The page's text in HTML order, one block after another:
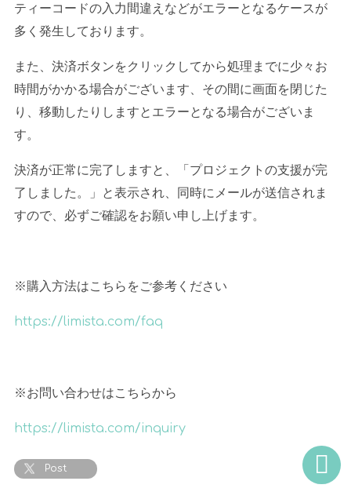
ティーコードの入力間違えなどがエラーとなるケースが
多く発生しております。
また、決済ボタンをクリックしてから処理までに少々お
時間がかかる場合がございます、その間に画面を閉じた
り、移動したりしますとエラーとなる場合がございま
す。
決済が正常に完了しますと、「プロジェクトの支援が完
了しました。」と表示され、同時にメールが送信されま
すので、必ずご確認をお願い申し上げます。
※購入方法はこちらをご参考ください
https://limista.com/faq
※お問い合わせはこちらから
https://limista.com/inquiry
Post